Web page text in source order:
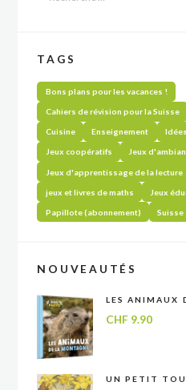
TAGS
Bons plans pour les vacances !
Cahiers de révision pour la Suisse
Cuisine Enseignement
Jeux coopératifs Jeux
Jeux d'apprentissage de la lecture
jeux et livres de maths Jeux
Papillote (abonnement) Suisse
NOUVEAUTÉS
LES ANIMAUX
CHF9.90
UN PETIT